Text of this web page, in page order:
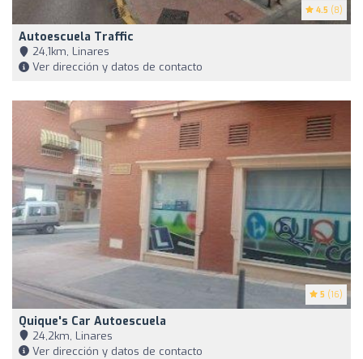
4.5 (8)
Autoescuela Traffic
24,1km, Linares
Ver dirección y datos de contacto
5 (16)
Quique's Car Autoescuela
24,2km, Linares
Ver dirección y datos de contacto